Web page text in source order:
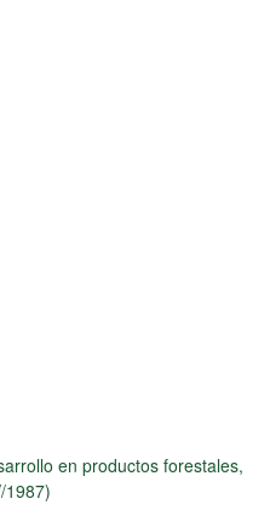
en productos forestales,
1987)